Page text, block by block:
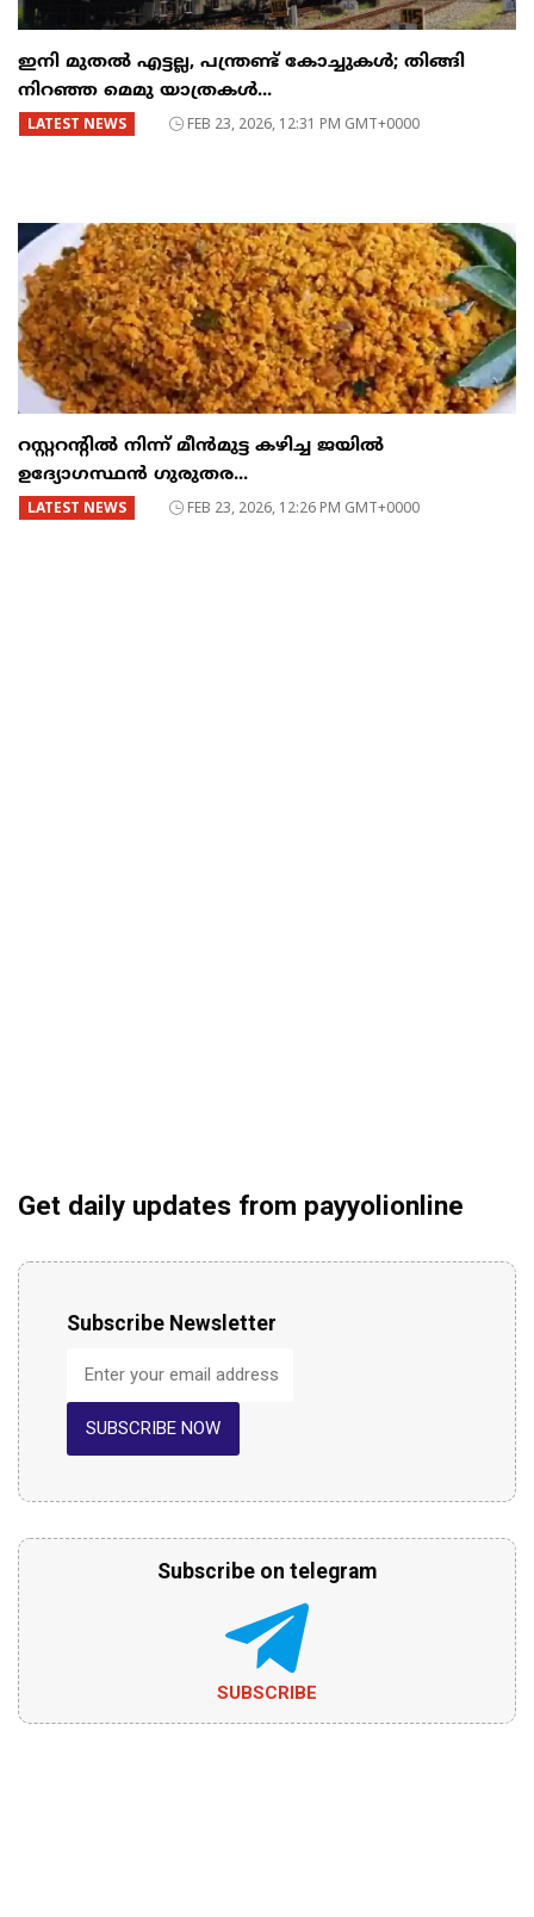
ഇനി മുതൽ എട്ടല്ല, പന്ത്രണ്ട് കോച്ചുകള്‍; തിങ്ങി
നിറഞ്ഞ മെമു യാത്രകൾ...
LATEST NEWS FEB 23, 2026, 12:31 PM GMT+0000
റസ്റ്ററന്റില്‍ നിന്ന് മീന്‍മുട്ട കഴിച്ച ജയില്‍
ഉദ്യോഗസ്ഥന്‍ ഗുരുതര...
LATEST NEWS FEB 23, 2026, 12:26 PM GMT+0000
Get daily updates from payyolionline
Subscribe Newsletter
SUBSCRIBE NOW
Subscribe on telegram
SUBSCRIBE